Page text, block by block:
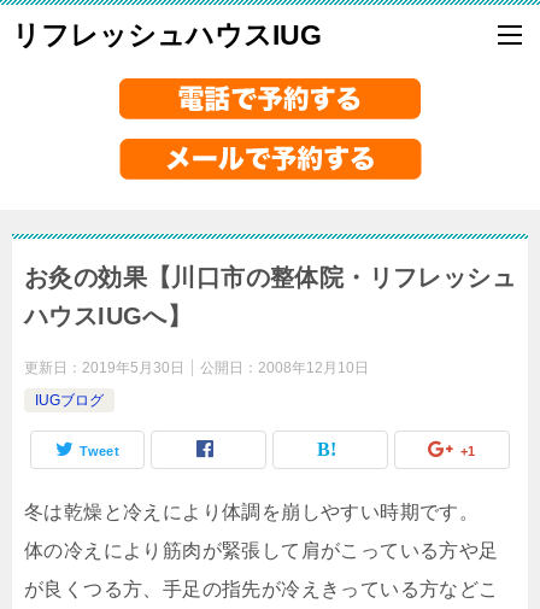
リフレッシュハウスIUG
お灸の効果【川口市の整体院・リフレッシュ
ハウスIUGへ】
更新日： 2019年5月30日 公開日： 2008年12月10日
IUGブログ
Tweet +1
冬は乾燥と冷えにより体調を崩しやすい時期です。
体の冷えにより筋肉が緊張して肩がこっている方や足
が良くつる方、手足の指先が冷えきっている方などこ